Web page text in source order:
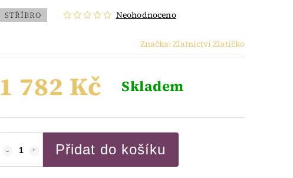
STŘÍBRO Neohodnoceno
Značka: Zlatnictví Zlatíčko
1 782 Kč Skladem
Přidat do košíku